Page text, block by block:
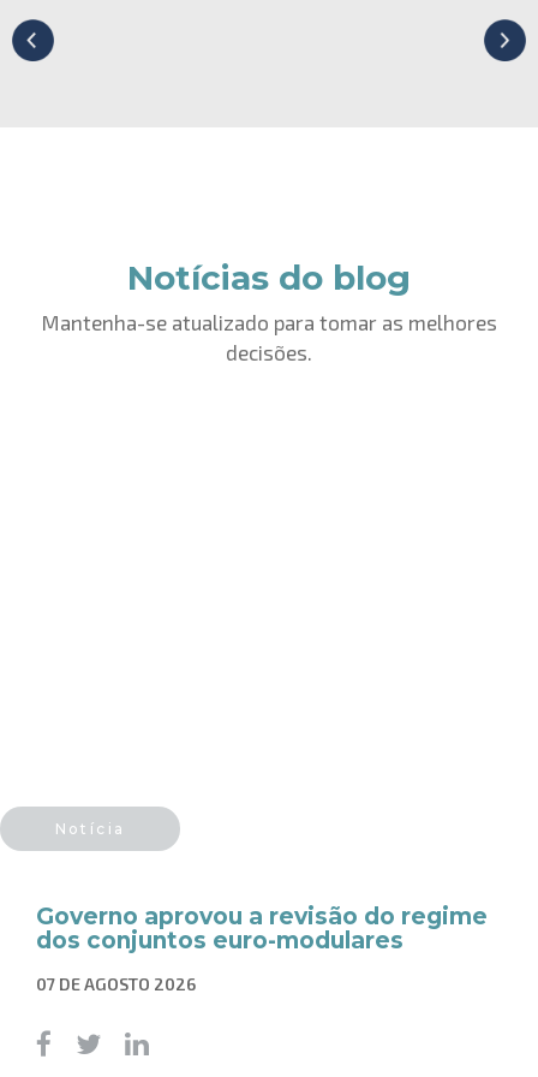
Notícias do blog
Mantenha-se atualizado para tomar as melhores
decisões.
Notícia
Governo aprovou a revisão do regime
dos conjuntos euro-modulares
07 DE AGOSTO 2026